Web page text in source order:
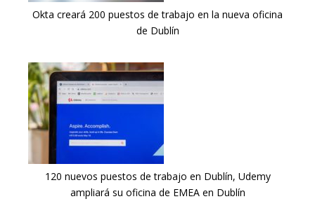
Okta creará 200 puestos de trabajo en la nueva oficina
de Dublín
120 nuevos puestos de trabajo en Dublín, Udemy
ampliará su oficina de EMEA en Dublín